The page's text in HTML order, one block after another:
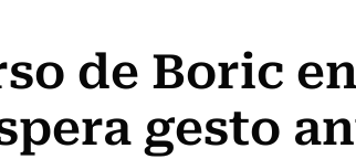
de Boric
gesto